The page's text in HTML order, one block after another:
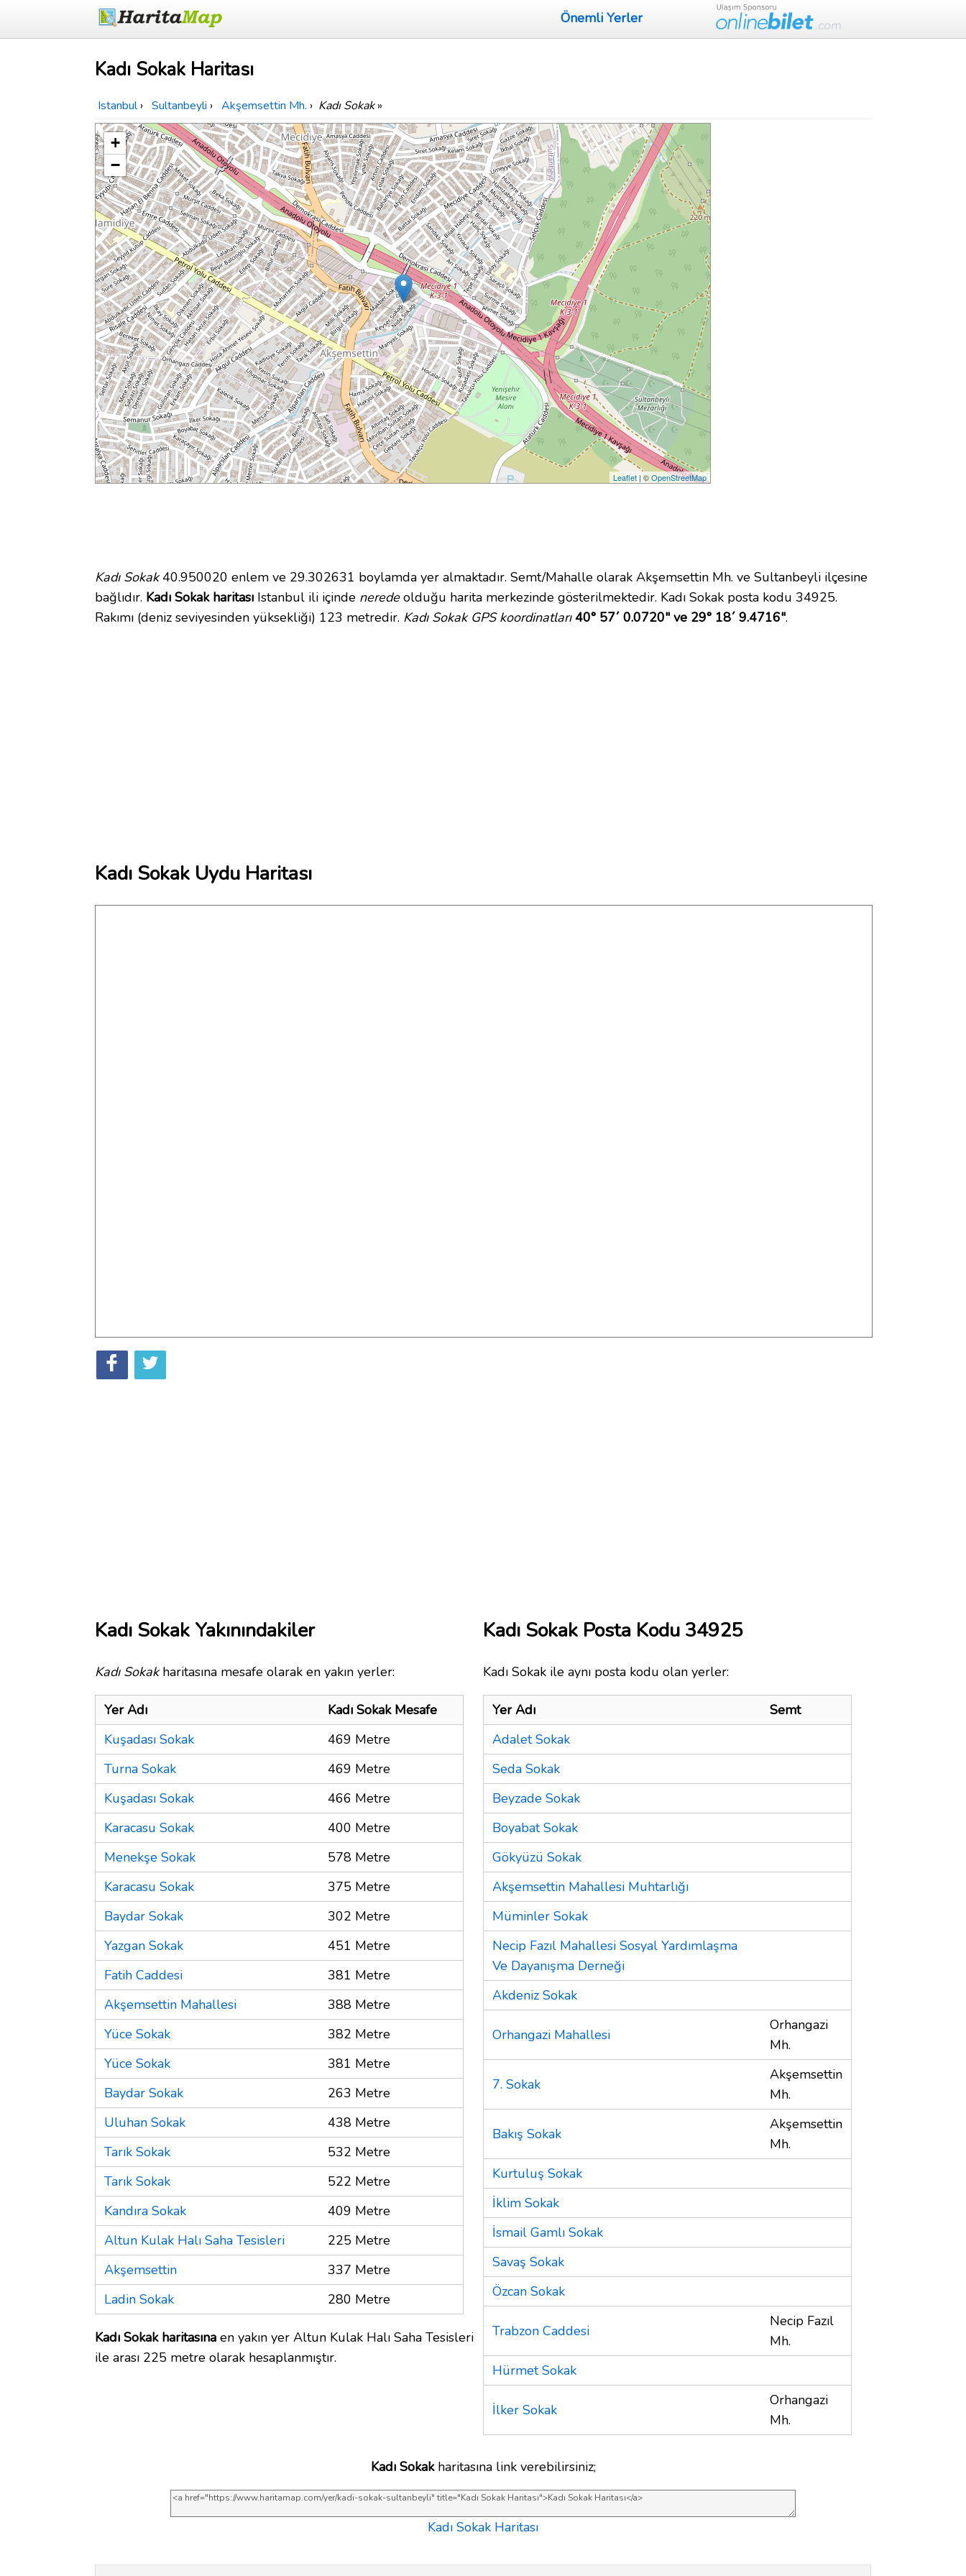
Önemli Yerler
Kadı Sokak Haritası
Istanbul › Sultanbeyli › Akşemsettin Mh. › Kadı Sokak»
+
−
Leaflet | ©OpenStreetMap
Kadı Sokak40.950020 enlem ve 29.302631 boylamda yer almaktadır. Semt/Mahalle olarak Akşemsettin Mh. ve Sultanbeyli ilçesine
bağlıdır. Kadı Sokak haritası Istanbul ili içinde neredeolduğu harita merkezinde gösterilmektedir. Kadı Sokak posta kodu 34925.
Rakımı (deniz seviyesinden yüksekliği) 123 metredir. Kadı Sokak GPS koordinatları 40° 57´ 0.0720" ve 29° 18´ 9.4716".
Kadı Sokak Uydu Haritası
Kadı Sokak Yakınındakiler
Kadı Sokakharitasına mesafe olarak en yakın yerler:
Yer Adı
Kadı Sokak Mesafe
Kuşadası Sokak
469 Metre
Turna Sokak
469 Metre
Kuşadası Sokak
466 Metre
Karacasu Sokak
400 Metre
Menekşe Sokak
578 Metre
Karacasu Sokak
375 Metre
Baydar Sokak
302 Metre
Yazgan Sokak
451 Metre
Fatih Caddesi
381 Metre
Akşemsettin Mahallesi
388 Metre
Yüce Sokak
382 Metre
Yüce Sokak
381 Metre
Baydar Sokak
263 Metre
Uluhan Sokak
438 Metre
Tarık Sokak
532 Metre
Tarık Sokak
522 Metre
Kandıra Sokak
409 Metre
Altun Kulak Halı Saha Tesisleri
225 Metre
Akşemsettin
337 Metre
Ladin Sokak
280 Metre
Kadı Sokak haritasına en yakın yer Altun Kulak Halı Saha Tesisleri
ile arası 225 metre olarak hesaplanmıştır.
Kadı Sokak Posta Kodu 34925
Kadı Sokak ile aynı posta kodu olan yerler:
Yer Adı
Semt
Adalet Sokak
Seda Sokak
Beyzade Sokak
Boyabat Sokak
Gökyüzü Sokak
Akşemsettin Mahallesi Muhtarlığı
Müminler Sokak
Necip Fazıl Mahallesi Sosyal Yardımlaşma
Ve Dayanışma Derneği
Akdeniz Sokak
Orhangazi Mahallesi
Orhangazi
Mh.
7. Sokak
Akşemsettin
Mh.
Bakış Sokak
Akşemsettin
Mh.
Kurtuluş Sokak
İklim Sokak
İsmail Gamlı Sokak
Savaş Sokak
Özcan Sokak
Trabzon Caddesi
Necip Fazıl
Mh.
Hürmet Sokak
İlker Sokak
Orhangazi
Mh.
Kadı Sokakharitasına link verebilirsiniz;
Kadı Sokak Haritası